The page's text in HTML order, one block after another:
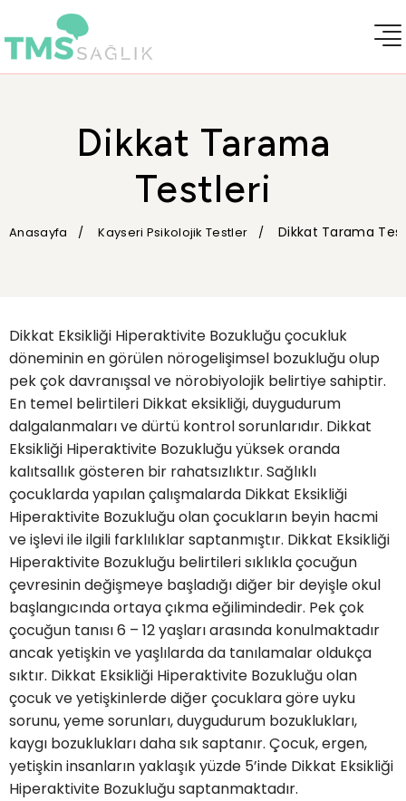
Dikkat Tarama
Testleri
Anasayfa Kayseri Psikolojik Testler Dikkat Tarama
Dikkat Eksikliği Hiperaktivite Bozukluğu çocukluk
döneminin en görülen nörogelişimsel bozukluğu olup
pek çok davranışsal ve nörobiyolojik belirtiye sahiptir.
En temel belirtileri Dikkat eksikliği, duygudurum
dalgalanmaları ve dürtü kontrol sorunlarıdır. Dikkat
Eksikliği Hiperaktivite Bozukluğu yüksek oranda
kalıtsallık gösteren bir rahatsızlıktır. Sağlıklı
çocuklarda yapılan çalışmalarda Dikkat Eksikliği
Hiperaktivite Bozukluğu olan çocukların beyin hacmi
ve işlevi ile ilgili farklılıklar saptanmıştır. Dikkat Eksikliği
Hiperaktivite Bozukluğu belirtileri sıklıkla çocuğun
çevresinin değişmeye başladığı diğer bir deyişle okul
başlangıcında ortaya çıkma eğilimindedir. Pek çok
çocuğun tanısı 6 – 12 yaşları arasında konulmaktadır
ancak yetişkin ve yaşlılarda da tanılamalar oldukça
sıktır. Dikkat Eksikliği Hiperaktivite Bozukluğu olan
çocuk ve yetişkinlerde diğer çocuklara göre uyku
sorunu, yeme sorunları, duygudurum bozuklukları,
kaygı bozuklukları daha sık saptanır. Çocuk, ergen,
yetişkin insanların yaklaşık yüzde 5’inde Dikkat Eksikliği
Hiperaktivite Bozukluğu saptanmaktadır.​